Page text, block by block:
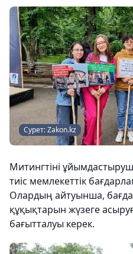
Сурет: Zakon.kz
Митингтіні
тиіс мемлекеттік
Олардың айтуынша,
құқықтарын жүзеге
бағытталуы керек.